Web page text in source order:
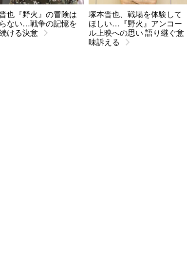
也『野火』の冒険は
ない…戦争の記憶を
ける決意
塚本晋也、戦場を体験して
ほしい…『野火』アンコー
ル上映への思い 語り継ぐ意
味訴える